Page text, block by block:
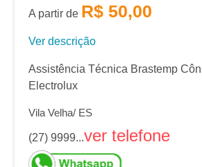
A partir de R$ 50,00
Ver descrição
Assistência Técnica Brastemp
Electrolux
Vila Velha/ ES
(27) 9999...ver telefone